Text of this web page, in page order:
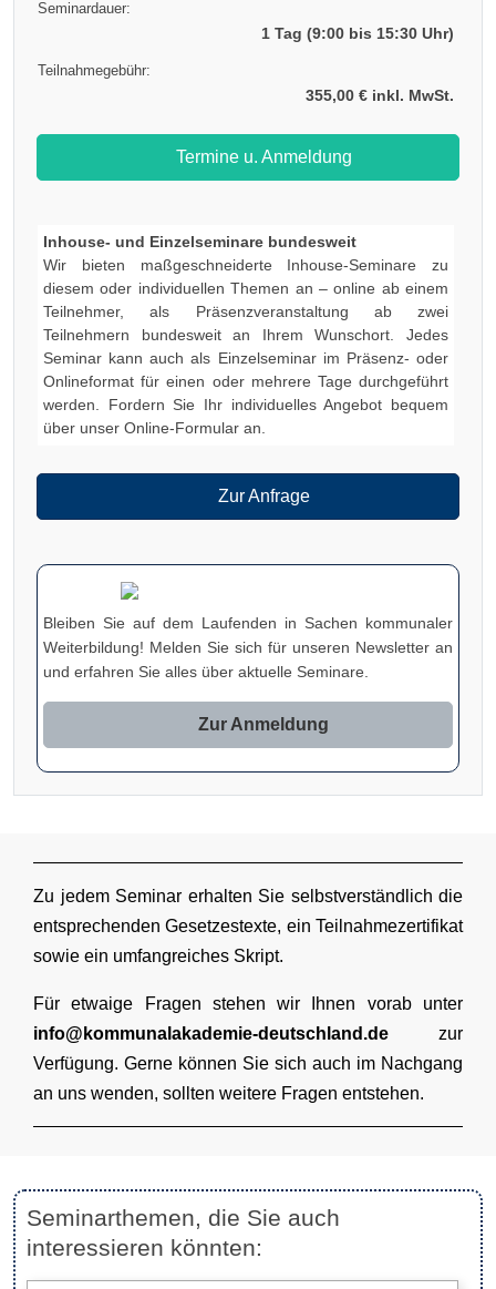
Seminardauer:
1 Tag (9:00 bis 15:30 Uhr)
Teilnahmegebühr:
355,00 € inkl. MwSt.
Termine u. Anmeldung
Inhouse- und Einzelseminare bundesweit
Wir bieten maßgeschneiderte Inhouse-Seminare zu
diesem oder individuellen Themen an – online ab einem
Teilnehmer, als Präsenzveranstaltung ab zwei
Teilnehmern bundesweit an Ihrem Wunschort. Jedes
Seminar kann auch als Einzelseminar im Präsenz- oder
Onlineformat für einen oder mehrere Tage durchgeführt
werden. Fordern Sie Ihr individuelles Angebot bequem
über unser Online-Formular an.
Zur Anfrage
Bleiben Sie auf dem Laufenden in Sachen kommunaler
Weiterbildung! Melden Sie sich für unseren Newsletter an
und erfahren Sie alles über aktuelle Seminare.
Zur Anmeldung
Zu jedem Seminar erhalten Sie selbstverständlich die
entsprechenden Gesetzestexte, ein Teilnahmezertifikat
sowie ein umfangreiches Skript.
Für etwaige Fragen stehen wir Ihnen vorab unter
info@kommunalakademie-deutschland.de zur
Verfügung. Gerne können Sie sich auch im Nachgang
an uns wenden, sollten weitere Fragen entstehen.
Seminarthemen, die Sie auch
interessieren könnten: